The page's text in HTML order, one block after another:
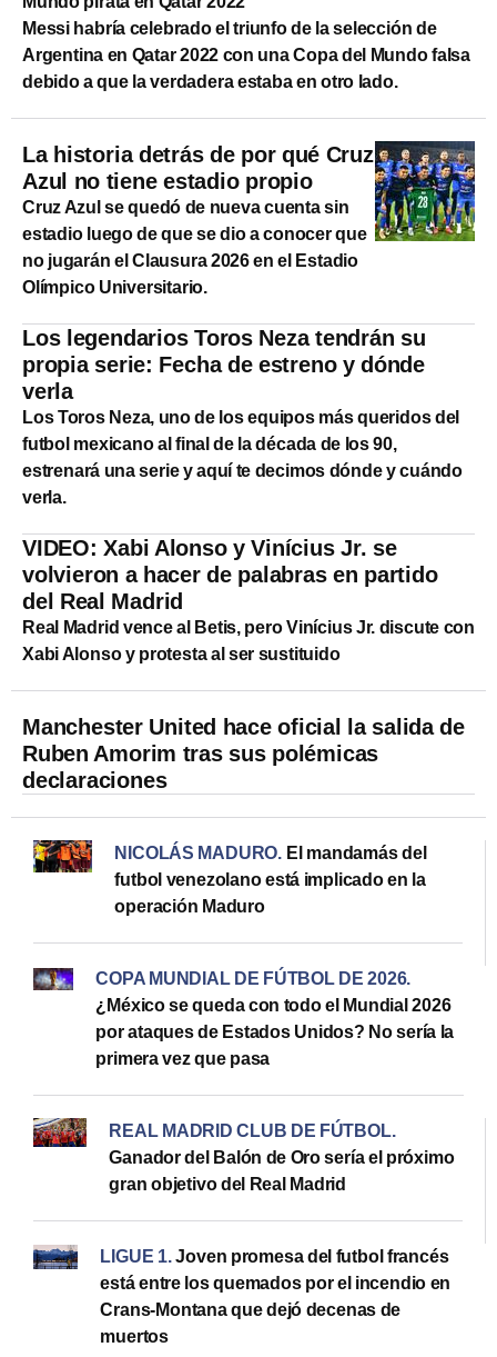
Messi habría celebrado el triunfo de la selección de
Argentina en Qatar 2022 con una Copa del Mundo falsa
debido a que la verdadera estaba en otro lado.
La historia detrás de por qué Cruz
Azul no tiene estadio propio
Cruz Azul se quedó de nueva cuenta sin
estadio luego de que se dio a conocer que
no jugarán el Clausura 2026 en el Estadio
Olímpico Universitario.
Los legendarios Toros Neza tendrán su
propia serie: Fecha de estreno y dónde
verla
Los Toros Neza, uno de los equipos más queridos del
futbol mexicano al final de la década de los 90,
estrenará una serie y aquí te decimos dónde y cuándo
verla.
VIDEO: Xabi Alonso y Vinícius Jr. se
volvieron a hacer de palabras en partido
del Real Madrid
Real Madrid vence al Betis, pero Vinícius Jr. discute con
Xabi Alonso y protesta al ser sustituido
Manchester United hace oficial la salida de
Ruben Amorim tras sus polémicas
declaraciones
NICOLÁS MADURO. El mandamás del
futbol venezolano está implicado en la
operación Maduro
COPA MUNDIAL DE FÚTBOL DE 2026.
¿México se queda con todo el Mundial 2026
por ataques de Estados Unidos? No sería la
primera vez que pasa
REAL MADRID CLUB DE FÚTBOL.
Ganador del Balón de Oro sería el próximo
gran objetivo del Real Madrid
LIGUE 1. Joven promesa del futbol francés
está entre los quemados por el incendio en
Crans-Montana que dejó decenas de
muertos